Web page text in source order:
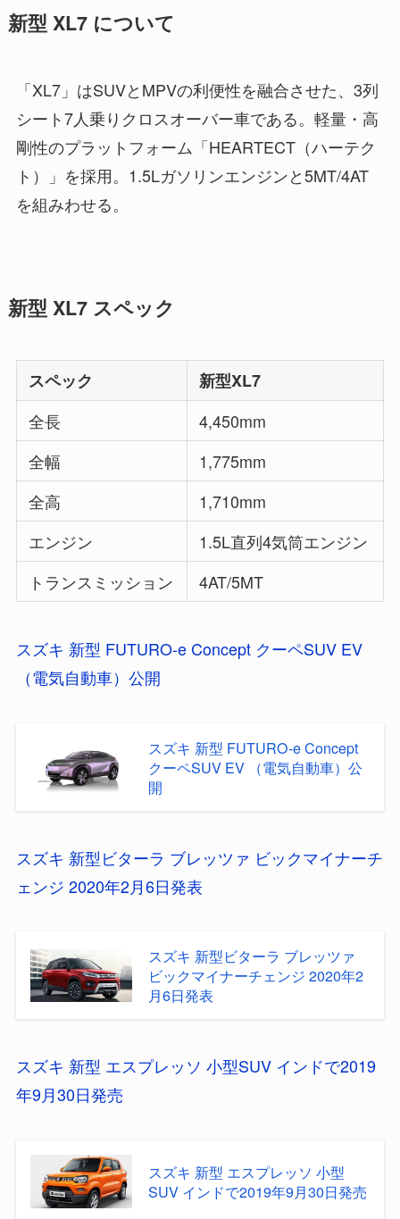
新型 XL7 について
「XL7」はSUVとMPVの利便性を融合させた、3列
シート7人乗りクロスオーバー車である。軽量・高
剛性のプラットフォーム「HEARTECT（ハーテク
ト）」を採用。1.5Lガソリンエンジンと5MT/4AT
を組みわせる。
新型 XL7 スペック
スペック
新型XL7
全長
4,450mm
全幅
1,775mm
全高
1,710mm
エンジン
1.5L直列4気筒エンジン
トランスミッション
4AT/5MT
スズキ 新型 FUTURO-e Concept クーペSUV EV
（電気自動車）公開
スズキ 新型 FUTURO-e Concept
クーペSUV EV （電気自動車）公
開
スズキ 新型ビターラ ブレッツァ ビックマイナーチ
ェンジ 2020年2月6日発表
スズキ 新型ビターラ ブレッツァ
ビックマイナーチェンジ 2020年2
月6日発表
スズキ 新型 エスプレッソ 小型SUV インドで2019
年9月30日発売
スズキ 新型 エスプレッソ 小型
SUV インドで2019年9月30日発売